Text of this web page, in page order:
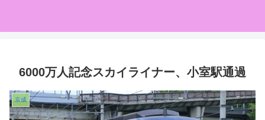
6000万人記念スカイライナー、小室駅通過
京成